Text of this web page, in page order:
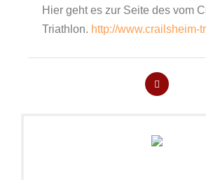
Hier geht es zur Seite des vom
Triathlon. http://www.crailsheim-